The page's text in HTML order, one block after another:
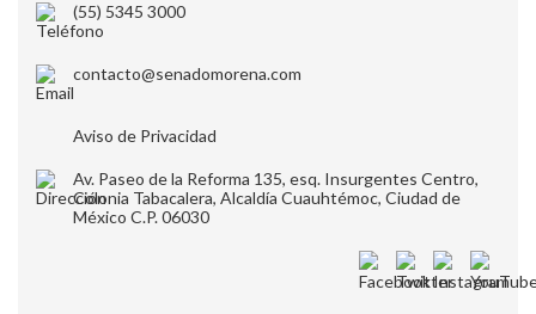
(55) 5345 3000
contacto@senadomorena.com
Aviso de Privacidad
Av. Paseo de la Reforma 135, esq. Insurgentes Centro,
Colonia Tabacalera, Alcaldía Cuauhtémoc, Ciudad de
México C.P. 06030